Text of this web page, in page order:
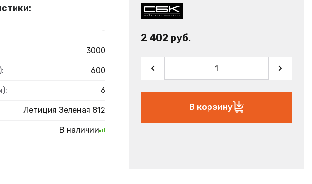
-
3000
600
6
Летиция Зеленая 812
В наличии
2 402 руб.
В корзину